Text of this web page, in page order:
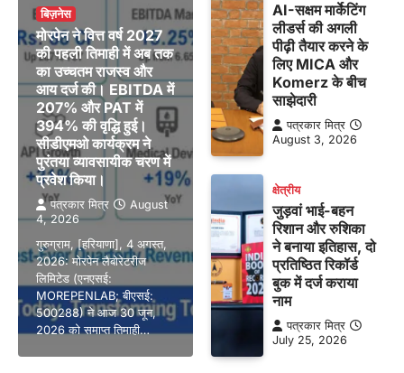
बिज़नेस
मोरपेन ने वित्त वर्ष 2027
की पहली तिमाही में अब तक
का उच्चतम राजस्व और
आय दर्ज की। EBITDA में
207% और PAT में
394% की वृद्धि हुई।
सीडीएमओ कार्यक्रम ने
पुरंतया व्यावसायीक चरण में
प्रवेश किया।
पत्रकार मित्र
August
4, 2026
गुरुग्राम, [हरियाणा], 4 अगस्त,
2026: मोरपेन लैबोरेटरीज
लिमिटेड (एनएसई:
MOREPENLAB; बीएसई:
500288) ने आज 30 जून,
2026 को समाप्त तिमाही…
AI-सक्षम मार्केटिंग
लीडर्स की अगली
पीढ़ी तैयार करने के
लिए MICA और
Komerz के बीच
साझेदारी
पत्रकार मित्र
August 3, 2026
क्षेत्रीय
जुड़वां भाई-बहन
रिशान और रुशिका
ने बनाया इतिहास, दो
प्रतिष्ठित रिकॉर्ड
बुक में दर्ज कराया
नाम
पत्रकार मित्र
July 25, 2026